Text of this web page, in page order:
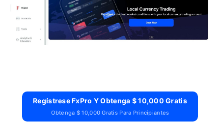
Regístrese FxPro Y Obtenga $ 10,000 Gratis
Obtenga $ 10,000 Gratis Para Principiantes